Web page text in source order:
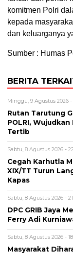
komitmen Polri
kepada
dan keluarganya
Sumber : Humas
BERITA
Minggu, 9 Agustus 2026 -
Rutan Tarutung
POLRI,
Tertib
Sabtu, 8 Agustus 2026 -
Cegah Karhutla
XIX/TT Turun
Kapas
Sabtu, 8 Agustus 2026 -
DPC GRIB Jaya
Ferry Adi
Sabtu, 8 Agustus 2026 -
Masyarakat